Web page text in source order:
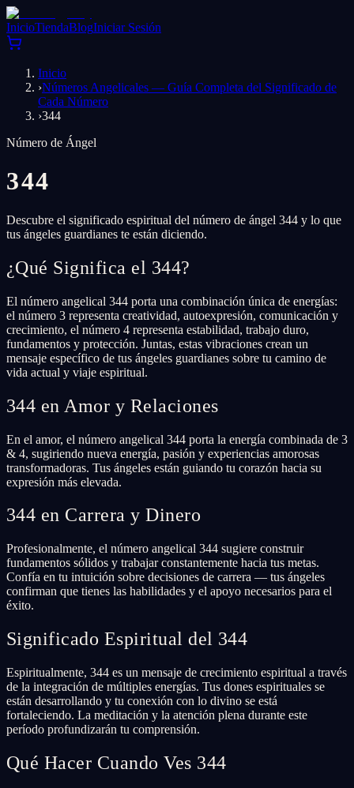
InicioTiendaBlogIniciar Sesión
Inicio
›Números Angelicales — Guía Completa del Significado de
Cada Número
›344
Número de Ángel
344
Descubre el significado espiritual del número de ángel 344 y lo que
tus ángeles guardianes te están diciendo.
¿Qué Significa el 344?
El número angelical 344 porta una combinación única de energías:
el número 3 representa creatividad, autoexpresión, comunicación y
crecimiento, el número 4 representa estabilidad, trabajo duro,
fundamentos y protección. Juntas, estas vibraciones crean un
mensaje específico de tus ángeles guardianes sobre tu camino de
vida actual y viaje espiritual.
344 en Amor y Relaciones
En el amor, el número angelical 344 porta la energía combinada de 3
& 4, sugiriendo nueva energía, pasión y experiencias amorosas
transformadoras. Tus ángeles están guiando tu corazón hacia su
expresión más elevada.
344 en Carrera y Dinero
Profesionalmente, el número angelical 344 sugiere construir
fundamentos sólidos y trabajar constantemente hacia tus metas.
Confía en tu intuición sobre decisiones de carrera — tus ángeles
confirman que tienes las habilidades y el apoyo necesarios para el
éxito.
Significado Espiritual del 344
Espiritualmente, 344 es un mensaje de crecimiento espiritual a través
de la integración de múltiples energías. Tus dones espirituales se
están desarrollando y tu conexión con lo divino se está
fortaleciendo. La meditación y la atención plena durante este
período profundizarán tu comprensión.
Qué Hacer Cuando Ves 344